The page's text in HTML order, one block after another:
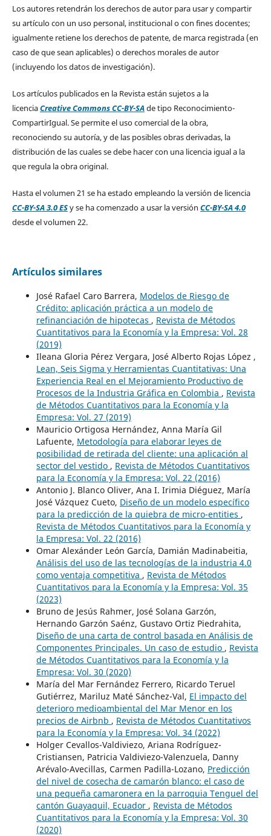
Los autores retendrán los derechos de autor para usar y compartir
su artículo con un uso personal, institucional o con fines docentes;
igualmente retiene los derechos de patente, de marca registrada (en
caso de que sean aplicables) o derechos morales de autor
(incluyendo los datos de investigación).
Los artículos publicados en la Revista están sujetos a la
licenciaCreative Commons CC-BY-SAde tipo Reconocimiento-
CompartirIgual. Se permite el uso comercial de la obra,
reconociendo su autoría, y de las posibles obras derivadas, la
distribución de las cuales se debe hacer con una licencia igual a la
que regula la obra original.
Hasta el volumen 21 se ha estado empleando la versión de licencia
CC-BY-SA 3.0 ESy se ha comenzado a usar la versión CC-BY-SA 4.0
desde el volumen 22.
Artículos similares
José Rafael Caro Barrera, Modelos de Riesgo de
Crédito: aplicación práctica a un modelo de
refinanciación de hipotecas , Revista de Métodos
Cuantitativos para la Economía y la Empresa: Vol. 28
(2019)
Ileana Gloria Pérez Vergara, José Alberto Rojas López ,
Lean, Seis Sigma y Herramientas Cuantitativas: Una
Experiencia Real en el Mejoramiento Productivo de
Procesos de la Industria Gráfica en Colombia , Revista
de Métodos Cuantitativos para la Economía y la
Empresa: Vol. 27 (2019)
Mauricio Ortigosa Hernández, Anna María Gil
Lafuente, Metodología para elaborar leyes de
posibilidad de retirada del cliente: una aplicación al
sector del vestido , Revista de Métodos Cuantitativos
para la Economía y la Empresa: Vol. 22 (2016)
Antonio J. Blanco Oliver, Ana I. Irimia Diéguez, María
José Vázquez Cueto, Diseño de un modelo específico
para la predicción de la quiebra de micro-entities ,
Revista de Métodos Cuantitativos para la Economía y
la Empresa: Vol. 22 (2016)
Omar Alexánder León García, Damián Madinabeitia,
Análisis del uso de las tecnologías de la industria 4.0
como ventaja competitiva , Revista de Métodos
Cuantitativos para la Economía y la Empresa: Vol. 35
(2023)
Bruno de Jesús Rahmer, José Solana Garzón,
Hernando Garzón Saénz, Gustavo Ortiz Piedrahita,
Diseño de una carta de control basada en Análisis de
Componentes Principales. Un caso de estudio , Revista
de Métodos Cuantitativos para la Economía y la
Empresa: Vol. 30 (2020)
María del Mar Fernández Ferrero, Ricardo Teruel
Gutiérrez, Mariluz Maté Sánchez-Val, El impacto del
deterioro medioambiental del Mar Menor en los
precios de Airbnb , Revista de Métodos Cuantitativos
para la Economía y la Empresa: Vol. 34 (2022)
Holger Cevallos-Valdiviezo, Ariana Rodríguez-
Cristiansen, Patricia Valdiviezo-Valenzuela, Danny
Arévalo-Avecillas, Carmen Padilla-Lozano, Predicción
del nivel de cosecha de camarón blanco: el caso de
una pequeña camaronera en la parroquia Tenguel del
cantón Guayaquil, Ecuador , Revista de Métodos
Cuantitativos para la Economía y la Empresa: Vol. 30
(2020)